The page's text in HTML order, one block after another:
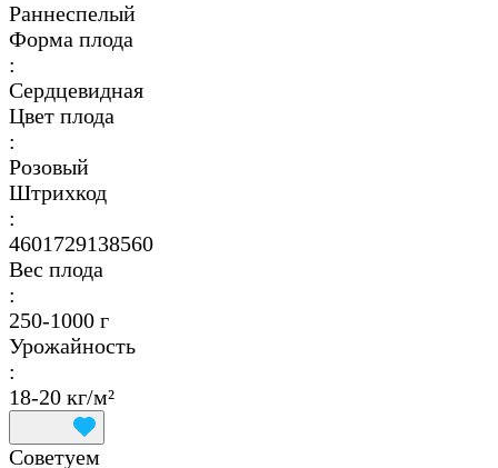
Раннеспелый
Форма плода
:
Сердцевидная
Цвет плода
:
Розовый
Штрихкод
:
4601729138560
Вес плода
:
250-1000 г
Урожайность
:
18-20 кг/м²
Советуем